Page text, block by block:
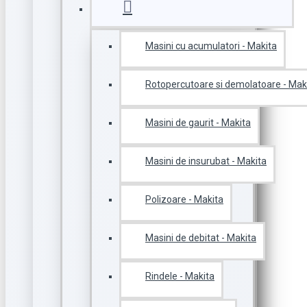
Masini cu acumulatori - Makita
Rotopercutoare si demolatoare -
Masini de gaurit - Makita
Masini de insurubat - Makita
Polizoare - Makita
Masini de debitat - Makita
Rindele - Makita